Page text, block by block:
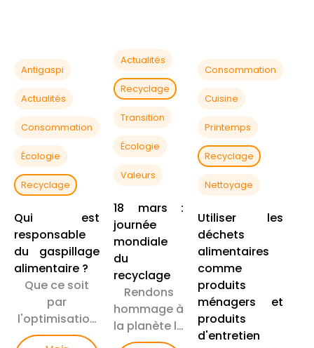
Antigaspi
Actualités
Consommation
Écologie
Recyclage
Qui est
responsable
du gaspillage
alimentaire ?
Que ce soit
par
l'optimisation
des
Actualités
Recyclage
Transition
Écologie
Valeurs
18 mars :
journée
mondiale
du
recyclage
Rendons
hommage à
la planète le
18 mars :
Consommation
Cuisine
Printemps
Recyclage
Nettoyage
Utiliser les
déchets
alimentaires
comme
produits
ménagers et
produits
d'entretien